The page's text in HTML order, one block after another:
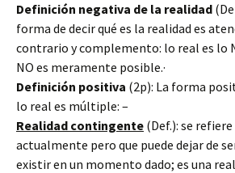
Definición negativa de la realidad
forma de decir qué es la realidad es
contrario y complemento: lo real es lo
NO es meramente posible.·
Definición positiva (2p): La forma
lo real es múltiple: –
Realidad contingente (Def.): se refiere
actualmente pero que puede dejar de
existir en un momento dado; es una